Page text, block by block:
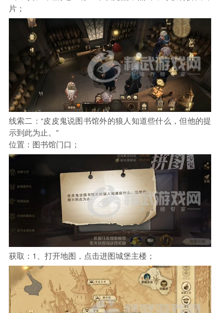
片；
线索二：“皮皮鬼说图书馆外的狼人知道些什么，但他的提
示到此为止。”
位置：图书馆门口；
获取：1、打开地图，点击进图城堡主楼；